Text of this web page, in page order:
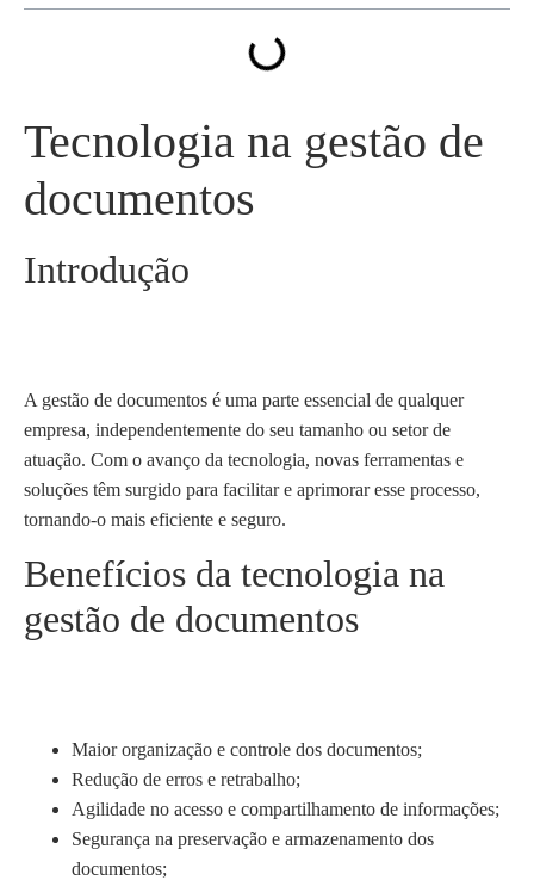
Tecnologia na gestão de
documentos
Introdução
A gestão de documentos é uma parte essencial de qualquer
empresa, independentemente do seu tamanho ou setor de
atuação. Com o avanço da tecnologia, novas ferramentas e
soluções têm surgido para facilitar e aprimorar esse processo,
tornando-o mais eficiente e seguro.
Benefícios da tecnologia na
gestão de documentos
Maior organização e controle dos documentos;
Redução de erros e retrabalho;
Agilidade no acesso e compartilhamento de informações;
Segurança na preservação e armazenamento dos
documentos;